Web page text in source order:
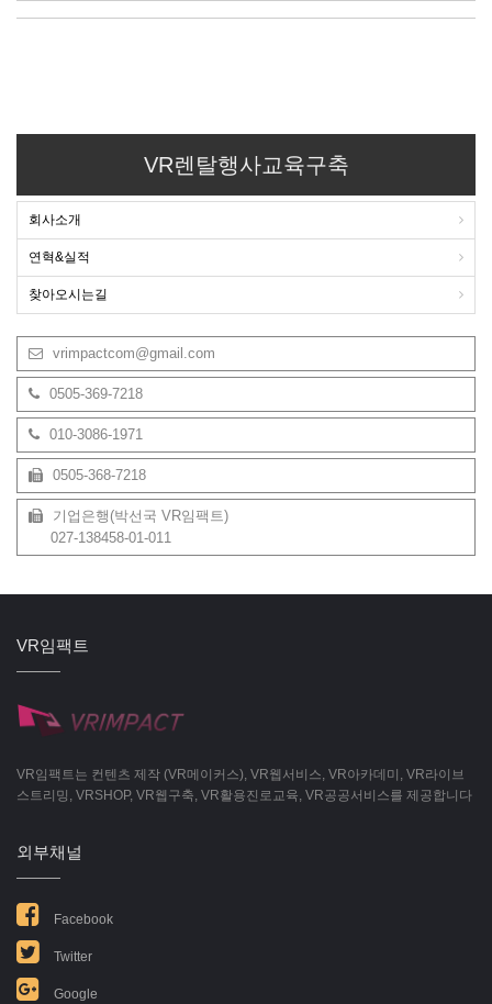
VR렌탈행사교육구축
회사소개
연혁&실적
찾아오시는길
vrimpactcom@gmail.com
0505-369-7218
010-3086-1971
0505-368-7218
기업은행(박선국 VR임팩트)
027-138458-01-011
VR임팩트
VR임팩트는 컨텐츠 제작 (VR메이커스), VR웹서비스, VR아카데미, VR라이브
스트리밍, VRSHOP, VR웹구축, VR활용진로교육, VR공공서비스를 제공합니다
외부채널
Facebook
Twitter
Google